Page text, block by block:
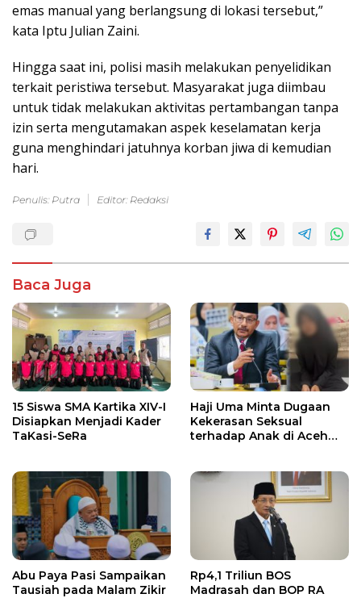
emas manual yang berlangsung di lokasi tersebut,”
kata Iptu Julian Zaini.
Hingga saat ini, polisi masih melakukan penyelidikan
terkait peristiwa tersebut. Masyarakat juga diimbau
untuk tidak melakukan aktivitas pertambangan tanpa
izin serta mengutamakan aspek keselamatan kerja
guna menghindari jatuhnya korban jiwa di kemudian
hari.
Penulis: Putra Editor: Redaksi
Baca Juga
15 Siswa SMA Kartika XIV-I
Disiapkan Menjadi Kader
TaKasi-SeRa
Haji Uma Minta Dugaan
Kekerasan Seksual
terhadap Anak di Aceh
Abu Paya Pasi Sampaikan
Tausiah pada Malam Zikir
Rp4,1 Triliun BOS
Madrasah dan BOP RA